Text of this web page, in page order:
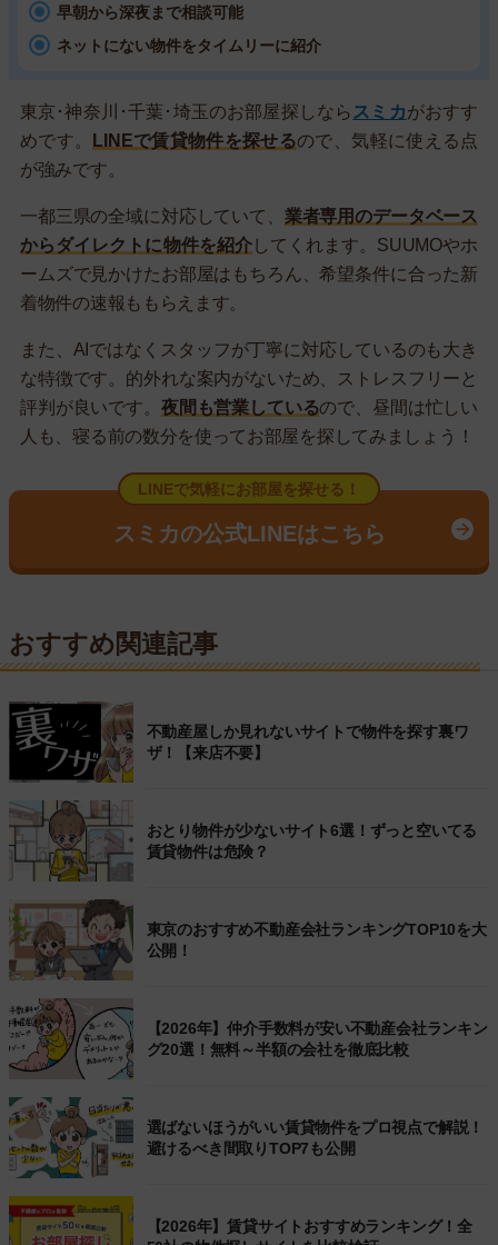
早朝から深夜まで相談可能
ネットにない物件をタイムリーに紹介
東京･神奈川･千葉･埼玉のお部屋探しなら スミカがおすす
めです。
LINEで賃貸物件を探せるので、気軽に使える点
が強みです。
一都三県の全域に対応していて、 業者専用のデータベース
からダイレクトに物件を紹介してくれます。SUUMOやホ
ームズで見かけたお部屋はもちろん、希望条件に合った新
着物件の速報ももらえます。
また、AIではなくスタッフが丁寧に対応しているのも大き
な特徴です。的外れな案内がないため、ストレスフリーと
評判が良いです。 夜間も営業しているので、昼間は忙しい
人も、寝る前の数分を使ってお部屋を探してみましょう！
LINEで気軽にお部屋を探せる！
スミカの公式LINEはこちら
おすすめ関連記事
不動産屋しか見れないサイトで物件を探す裏ワ
ザ！【来店不要】
おとり物件が少ないサイト6選！ずっと空いてる
賃貸物件は危険？
東京のおすすめ不動産会社ランキングTOP10を大
公開！
【2026年】仲介手数料が安い不動産会社ランキン
グ20選！無料～半額の会社を徹底比較
選ばないほうがいい賃貸物件をプロ視点で解説！
避けるべき間取りTOP7も公開
【2026年】賃貸サイトおすすめランキング！全